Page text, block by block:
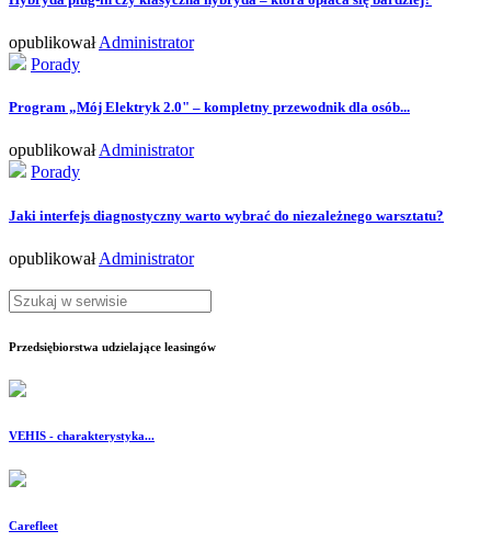
opublikował Administrator
Porady
Program „Mój Elektryk 2.0" – kompletny przewodnik dla osób...
opublikowałAdministrator
Porady
Jaki interfejs diagnostyczny warto wybrać do niezależnego warsztatu?
opublikował Administrator
Przedsiębiorstwa udzielające leasingów
VEHIS - charakterystyka...
Carefleet